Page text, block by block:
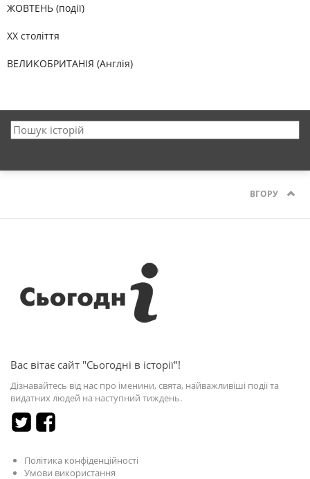
ЖОВТЕНЬ (події)
XX століття
ВЕЛИКОБРИТАНІЯ (Англія)
ВГОРУ
Вас вітає сайт "Сьогодні в історії"!
Дізнавайтесь від нас про іменини, свята, найважливіші події та
видатних людей на наступний тиждень.
Політика конфіденційності
Умови використання